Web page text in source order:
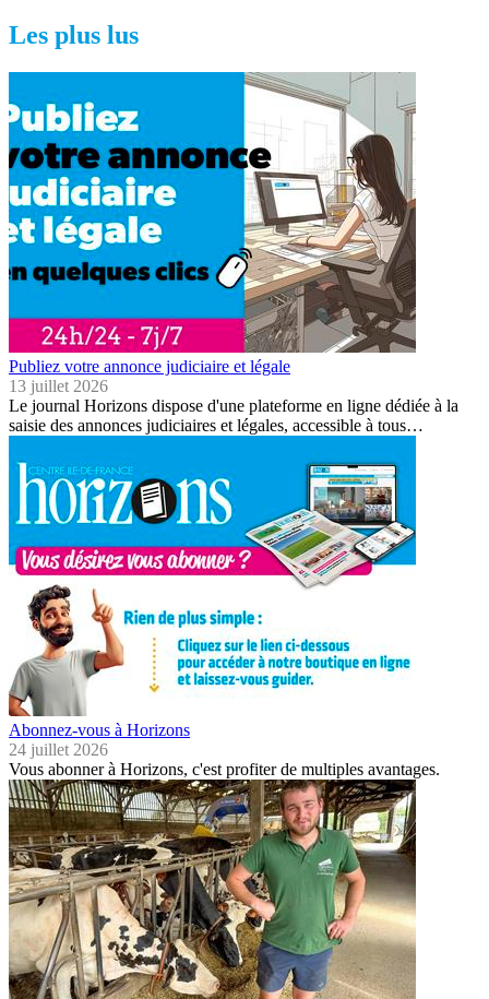
Les plus lus
Publiez votre annonce judiciaire et légale
13 juillet 2026
Le journal Horizons dispose d'une plateforme en ligne dédiée à la
saisie des annonces judiciaires et légales, accessible à tous…
Abonnez-vous à Horizons
24 juillet 2026
Vous abonner à Horizons, c'est profiter de multiples avantages.